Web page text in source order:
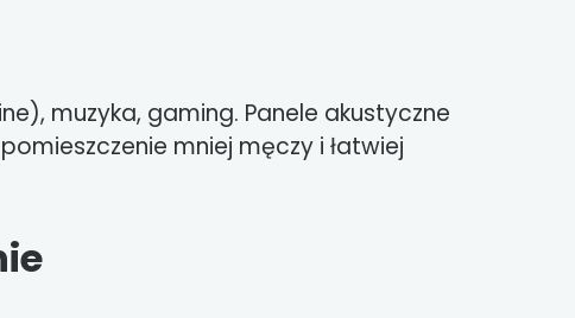
muzyka, gaming. Panele akustyczne
mniej męczy i łatwiej